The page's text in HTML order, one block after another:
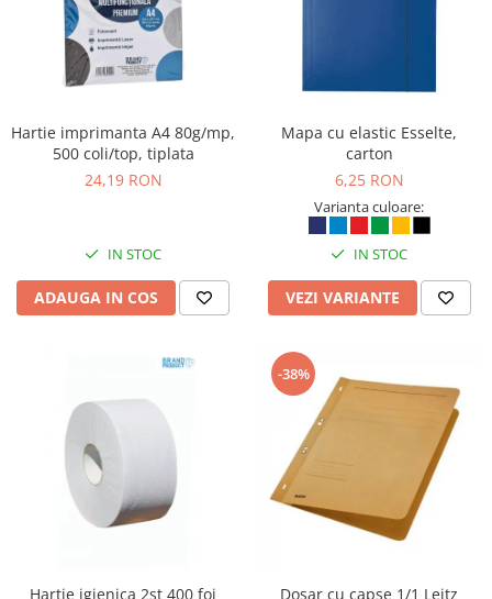
Hartie imprimanta A4 80g/mp,
500 coli/top, tiplata
24,19 RON
IN STOC
ADAUGA IN COS
Mapa cu elastic Esselte,
carton
6,25 RON
Varianta culoare:
IN STOC
VEZI VARIANTE
Hartie igienica 2st 400 foi
-38%
Dosar cu capse 1/1 Leitz